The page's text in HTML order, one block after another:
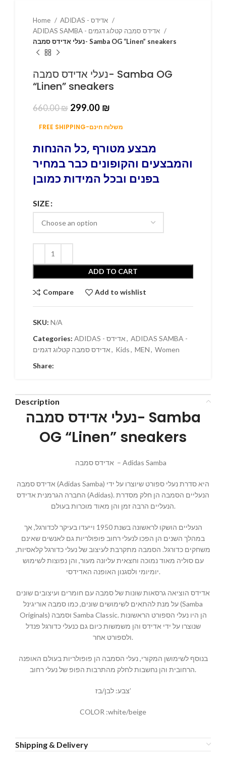
Home
נעלי אדידס סמבה- Samba OG “Linen” sneakers
נעלי אדידס סמבה- Samba OG
“Linen” sneakers
660.00₪ 299.00 ₪
FREE SHIPPING-משלוח חינם
מבצע מטורף ,כל ההנחות
והמבצעים והקופונים כבר במחיר
בפנים ובכל המידות כמובן
SIZE
ADD TO CART
Compare Add to wishlist
SKU: N/A
Categories:
ADIDAS - אדידס, ADIDAS SAMBA -
אדידס סמבה קטלוג דגמים, Kids, MEN, Women
Share:
Description
נעלי אדידס סמבה- Samba
OG “Linen” sneakers
אדידס סמבה – Adidas Samba
אדידס סמבה (Adidas Samba) היא סדרת נעלי ספורט שיוצרו על ידי
החברה הגרמנית אדידס (Adidas). הנעליים הסמבה הן חלק מסדרת
הנעליים הרבה זמן והן מאוד מוכרות בעולם.
הנעליים הושקו לראשונה בשנת 1950 וייעדו בעיקר לכדורגל, אך
במהלך השנים הן הפכו לנעלי רחוב פופולריות גם לאנשים שאינם
משחקים כדורגל. הסמבה מתקרבת לעיצוב של נעלי כדורגל קלאסיות,
עם סוליה מאוד נמוכה וחצאית עליונה מעור, והן נפוצות לשימוש
יומיומי ולסגנון האופנה האדידסי.
אדידס הוציאה גרסאות שונות של סמבה עם חומרים ועיצובים שונים
על מנת להתאים לשימושים שונים, כמו סמבה אוריגינל (Samba
Originals) וסמבה Samba Classic. הן היו נעלי הספורט הראשונות
שנוצרו על ידי אדידס והן משמשות כיום גם כנעלי כדורגל פנדל
ולספורט אחר.
בנוסף לשימושן המקורי, נעלי הסמבה הן פופולריות בעולם האופנה
הרחובית והן נחשבות לחלק מהתרבות הפופ של נעלי רחוב.
צבע: לבן/בז’
COLOR :white/beige
Shipping & Delivery